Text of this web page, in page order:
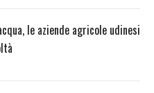
le aziende agricole udinesi